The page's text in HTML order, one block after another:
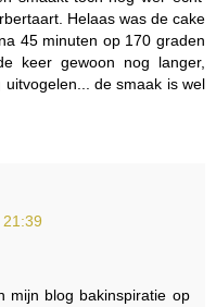
Helaas was de cake
45 minuten op 170 graden
keer gewoon nog langer,
de smaak is wel
mijn blog bakinspiratie op